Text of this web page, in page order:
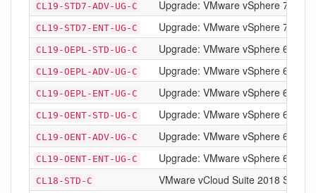
CL19-STD7-ADV-UG-C Upgrade: VMware vSphere 7
CL19-STD7-ENT-UG-C Upgrade: VMware vSphere 7
CL19-OEPL-STD-UG-C Upgrade: VMware vSphere 6 with
CL19-OEPL-ADV-UG-C Upgrade: VMware vSphere 6 with
CL19-OEPL-ENT-UG-C Upgrade: VMware vSphere 6 with
CL19-OENT-STD-UG-C Upgrade: VMware vSphere 6 with
CL19-OENT-ADV-UG-C Upgrade: VMware vSphere 6 with
CL19-OENT-ENT-UG-C Upgrade: VMware vSphere 6 with
CL18-STD-C VMware vCloud Suite 2018